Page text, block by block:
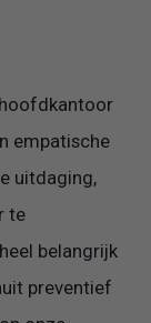
empatische
uitdaging,
te
belangrijk
preventief